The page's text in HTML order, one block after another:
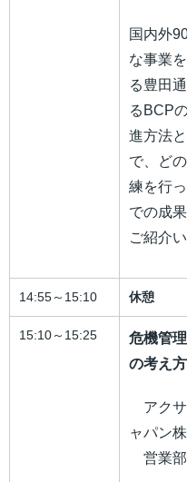
国内外
な事業
る豊田
るBCP
進方法
で、ど
練を行
での成
ご紹介
14:55～15:10 休憩
15:10～15:25
危機管
の考え方
アクサ
ャパン
営業